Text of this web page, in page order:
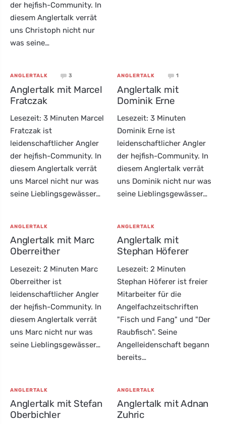
der hejfish-Community. In
diesem Anglertalk verrät
uns Christoph nicht nur
was seine…
ANGLERTALK 3
Anglertalk mit Marcel
Fratczak
Lesezeit: 3 Minuten Marcel
Fratczak ist
leidenschaftlicher Angler
der hejfish-Community. In
diesem Anglertalk verrät
uns Marcel nicht nur was
seine Lieblingsgewässer…
ANGLERTALK 1
Anglertalk mit
Dominik Erne
Lesezeit: 3 Minuten
Dominik Erne ist
leidenschaftlicher Angler
der hejfish-Community. In
diesem Anglertalk verrät
uns Dominik nicht nur was
seine Lieblingsgewässer…
ANGLERTALK
Anglertalk mit Marc
Oberreither
Lesezeit: 2 Minuten Marc
Oberreither ist
leidenschaftlicher Angler
der hejfish-Community. In
diesem Anglertalk verrät
uns Marc nicht nur was
seine Lieblingsgewässer…
ANGLERTALK
Anglertalk mit
Stephan Höferer
Lesezeit: 2 Minuten
Stephan Höferer ist freier
Mitarbeiter für die
Angelfachzeitschriften
"Fisch und Fang" und "Der
Raubfisch". Seine
Angelleidenschaft begann
bereits…
ANGLERTALK
Anglertalk mit Stefan
Oberbichler
ANGLERTALK
Anglertalk mit Adnan
Zuhric